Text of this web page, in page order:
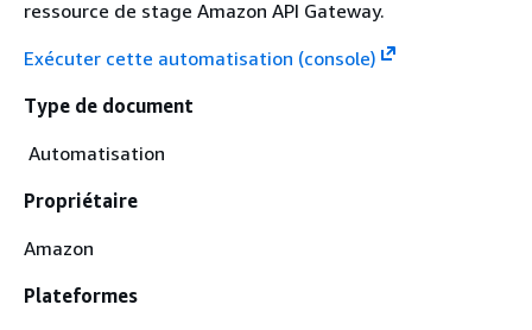
ressource de stage Amazon API Gateway.
Exécuter cette automatisation (console)
Type de document
Automatisation
Propriétaire
Amazon
Plateformes